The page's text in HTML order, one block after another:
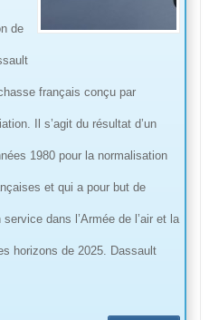
de
français conçu par
Il s’agit du résultat d’un
1980 pour la normalisation
et qui a pour but de
dans l’Armée de l’air et la
horizons de 2025. Dassault